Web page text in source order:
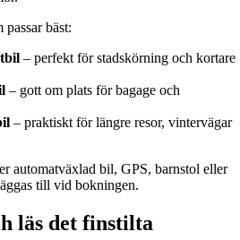
bäst:
– perfekt för stadskörning och kortare
– gott om plats för bagage och
– praktiskt för längre resor, vintervägar
automatväxlad bil, GPS, barnstol eller
till vid bokningen.
läs det finstilta